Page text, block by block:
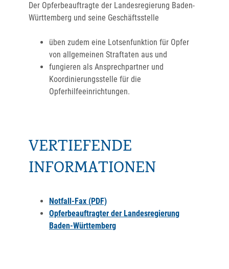
Der Opferbeauftragte der Landesregierung Baden-
Württemberg und seine Geschäftsstelle
üben zudem eine Lotsenfunktion für Opfer
von allgemeinen Straftaten aus und
fungieren als Ansprechpartner und
Koordinierungsstelle für die
Opferhilfeeinrichtungen.
VERTIEFENDE
INFORMATIONEN
Notfall-Fax (PDF)
Opferbeauftragter der Landesregierung
Baden-Württemberg